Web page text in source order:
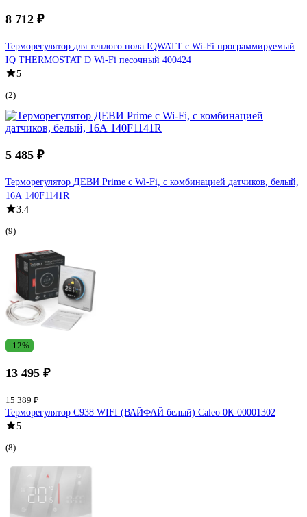
8 712 ₽
Терморегулятор для теплого пола IQWATT с Wi-Fi программируемый
IQ THERMOSTAT D Wi-Fi песочный 400424
5
(2)
5 485 ₽
Терморегулятор ДЕВИ Prime c Wi-Fi, с комбинацией датчиков, белый,
16А 140F1141R
3.4
(9)
-12%
13 495 ₽
15 389 ₽
Терморегулятор C938 WIFI (ВАЙФАЙ белый) Caleo 0К-00001302
5
(8)